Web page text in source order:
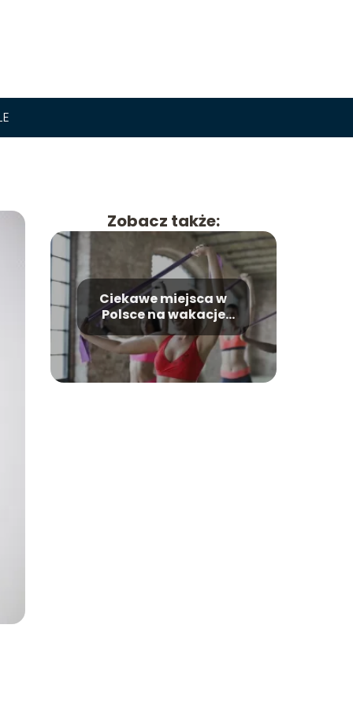
Zobacz także:
Ciekawe miejsca w
Polsce na wakacje
dla aktywnych i tych,
którzy marzą o
leniuchowaniu